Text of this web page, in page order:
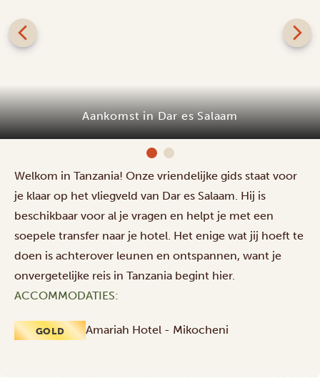
Aankomst in Dar es Salaam
Welkom in Tanzania! Onze vriendelijke gids staat voor
je klaar op het vliegveld van Dar es Salaam. Hij is
beschikbaar voor al je vragen en helpt je met een
soepele transfer naar je hotel. Het enige wat jij hoeft te
doen is achterover leunen en ontspannen, want je
onvergetelijke reis in Tanzania begint hier.
ACCOMMODATIES:
GOLD Amariah Hotel - Mikocheni